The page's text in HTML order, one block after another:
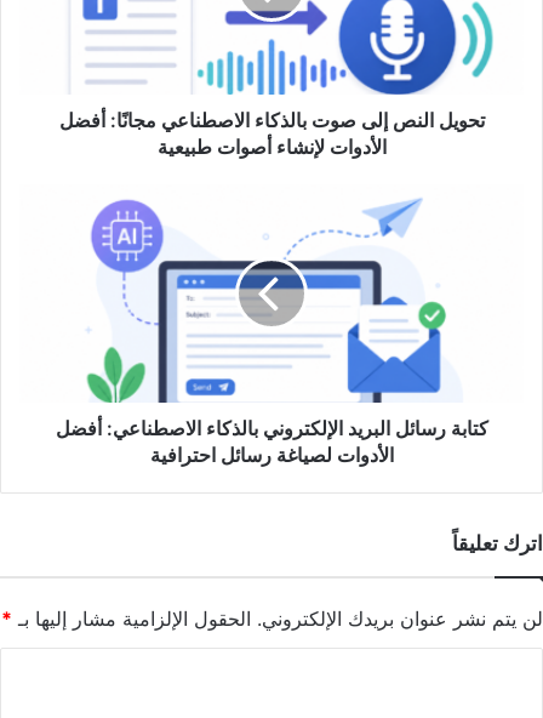
الاصطناعي
مجانًا:
أفضل
لإنشاءتحويل النص إلى صوت بالذكاء الاصطناعي مجانًا: أفضل
الأدوات لإنشاء أصوات طبيعية
الاصطناعي:
رسائلكتابة رسائل البريد الإلكتروني بالذكاء الاصطناعي: أفضل
الأدوات لصياغة رسائل احترافية
اترك تعليقاً
لن يتم نشر عنوان بريدك الإلكتروني. الحقول الإلزامية مشار إليها بـ *